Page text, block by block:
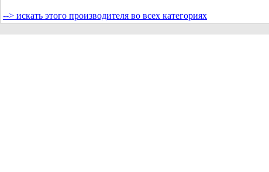
--> искать этого производителя во всех категориях